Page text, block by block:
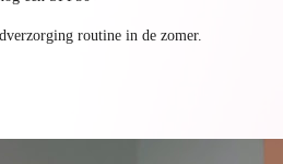
routine in de zomer.